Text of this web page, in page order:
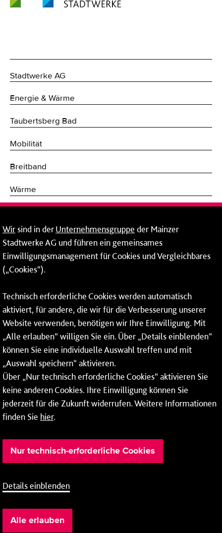
Stadtwerke AG
Energie & Wärme
Taubertsberg Bad
Mobilität
Breitband
Wärme
Erneuerbare Energien
Netze
Rheinallee 41
55118 Mainz
Tel.:06131 - 12 78 78
Fax: 06131 - 12 78 77
Wirsind in derUnternehmensgruppe der Mainzer
Stadtwerke AG und führen ein gemeinsames
Einwilligungsmanagement für Cookies und Vergleichbares
(„Cookies“).
Technisch erforderliche Cookies werden automatisch
aktiviert, für andere, die wir für die Verbesserung unserer
Website verwenden, benötigen wir Ihre Einwilligung. Mit
„Alle erlauben“ willigen Sie ein. Über „Details einblenden“
können Sie eine individuelle Auswahl treffen und mit
„Auswahl speichern“ aktivieren.
Über „Nur technisch erforderliche Cookies“ aktivieren Sie
keine anderen Cookies. Ihre Einwilligung können Sie
jederzeit für die Zukunft widerrufen. Weitere Informationen
finden Sie hier.
Nur technisch-erforderliche Cookies
Details einblenden
Alle erlauben